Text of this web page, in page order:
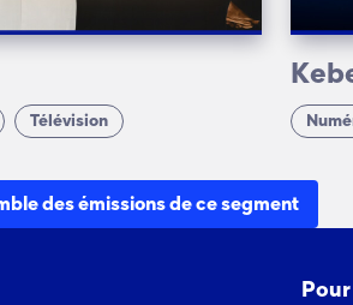
Télévision
des émissions de ce segment